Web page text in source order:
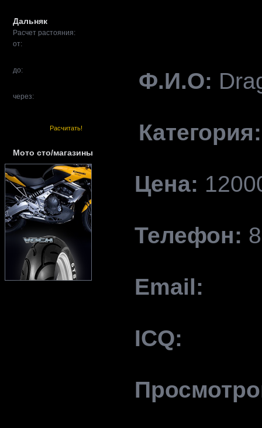
Дальняк
Расчет растояния:
от:
до:
через:
Расчитать!
Мото сто/магазины
Ф.И.О:
Категория:
Цена:
Телефон:
Email:
ICQ: